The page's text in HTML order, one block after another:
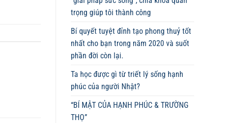
trọng giúp tôi thành công
Bí quyết tuyệt đỉnh tạo phong thuỷ tốt
nhất cho bạn trong năm 2020 và suốt
phần đời còn lại.
Ta học được gì từ triết lý sống hạnh
phúc của người Nhật?
“BÍ MẬT CỦA HẠNH PHÚC & TRƯỜNG
THỌ”